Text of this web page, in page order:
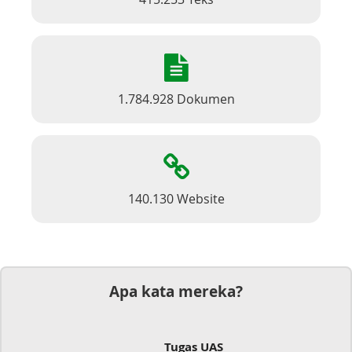
1.784.928 Dokumen
140.130 Website
Apa kata mereka?